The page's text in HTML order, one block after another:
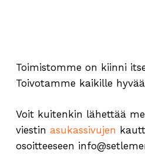
Toimistomme on kiinni
Toivotamme kaikille
Voit kuitenkin lähettää
viestin asukassivujen
osoitteeseen